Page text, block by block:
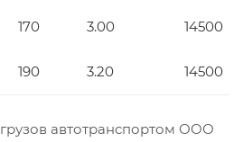
170 3.00 14500
190 3.20 14500
автотранспортом ООО